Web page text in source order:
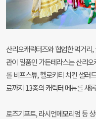
산리오캐릭터즈와 협업한 먹거리
관이 일품인 가든테라스는 산리
롤 비프스튜, 헬로키티 치킨 샐러
료까지 13종의 캐릭터 메뉴를 새
로즈기프트, 라시언메모리엄 등